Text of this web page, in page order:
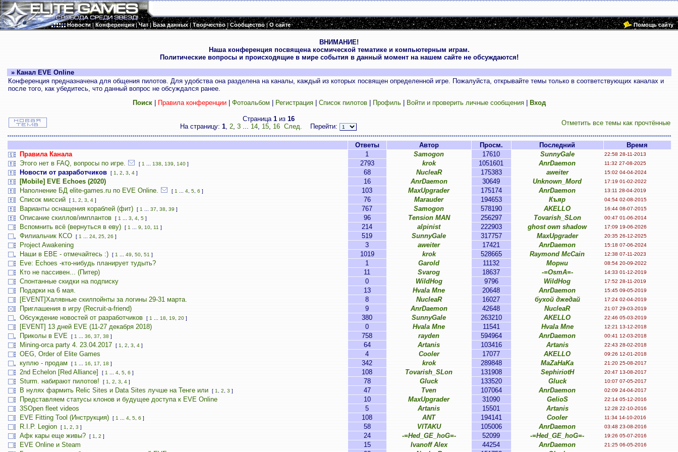
Новости|Конференция|Чат|База данных|Творчество|Сообщество|О сайте Помощь сайту
ВНИМАНИЕ!
Наша конференция посвящена космической тематике и компьютерным играм.
Политические вопросы и происходящие в мире события в данный момент на нашем сайте не обсуждаются!
» Канал EVE Online
Конференция предназначена для общения пилотов. Для удобства она разделена на каналы, каждый из которых посвящен определенной игре. Пожалуйста, открывайте темы только в соответствующих каналах и
после того, как убедитесь, что данный вопрос не обсуждался ранее.
Поиск| Правила конференции| Фотоальбом Регистрация| Список пилотов| Профиль| Войти и проверить личные сообщения| Вход
Страница 1из 16
На страницу: 1, 2, 3 ... 14, 15, 16 След. Перейти: Отметить все темы как прочтённые
Ответы Автор Просм. Последний
Время
Правила Канала
1 Samogon 17610 SunnyGale 22:58 28-11-2013
Этого нет в FAQ, вопросы по игре. [ 1 138 139 140] 2793 krok 1051601 AnrDaemon 11:32 27-08-2025
Новости от разработчиков [ 1 2 3 4] 68 NucleaR 175383 aweiter 15:02 04-04-2024
[Mobile] EVE Echoes (2020) 16 AnrDaemon 30649 Unknown_Mord 17:19 01-02-2022
Наполнение БД elite-games.ru по EVE Online. [ 1 4, 5, 6 ] 103 MaxUpgrader 175174 AnrDaemon 13:11 28-04-2019
Список миссий [ 1 2 3 4] 76 Marauder 194653 Къяр 04:54 02-08-2015
Варианты оснащения кораблей (фит) [ 1 37 38 39 ] 767 Samogon 578190 AKELLO 16:44 08-07-2015
Описание скиллов/имплантов [ 1 3 4, 5] 96 Tension MAN 256297 Tovarish_SLon 00:47 01-06-2014
Вспомнить всё (вернуться в еву) [ 1 9 10, 11 ] 214 alpinist 222903 ghost own shadow 17:09 19-06-2026
Филиальчик КСО [ 1 24, 25, 26 ] 519 SunnyGale 317757 MaxUpgrader 20:35 26-12-2025
Project Awakening 3 aweiter 17421 AnrDaemon 15:18 07-06-2024
Наши в ЕВЕ - отмечайтесь :) [ 1 49 50, 51 ] 1019 krok 528665 Raymond McCain 12:38 07-11-2023
Eve: Echoes -кто-нибудь планирует тудыть? 1 Garold 11132 Морни 08:54 20-09-2022
Кто не пассивен... (Питер) 11 Svarog 18637 -=OsmA=- 14:33 01-12-2019
Спонтанные скидки на подписку 0 WildHog 9796 WildHog 17:52 28-11-2019
Подарки на 6 мая. 13 Hvala Mne 20648 AnrDaemon 15:45 09-05-2019
[EVENT]Халявные скилпойнты за логины 29-31 марта. 8 NucleaR 16027 бухой джедай 17:24 02-04-2019
Приглашения в игру (Recruit-a-friend) 9 AnrDaemon 42648 NucleaR 21:07 29-03-2019
Обсуждение новостей от разработчиков [ 1 18 19 20] 380 SunnyGale 263210 AKELLO 22:46 05-03-2019
[EVENT] 13 дней EVE (11-27 декабря 2018) 0 Hvala Mne 11541 Hvala Mne 12:21 13-12-2018
Приколы в EVE [ 1 36 37 38 ] 758 rayden 594964 AnrDaemon 00:41 12-03-2018
Mining-orca party 4. 23.04.2017 [ 1 2 3 4] 64 Artanis 103416 Artanis 22:43 28-02-2018
OEG, Order of Elite Games 4 Cooler 17077 AKELLO 09:26 12-01-2018
куплю - продам [ 1 16 17 18 ] 342 krok 289848 MaZaHaKa 21:20 25-08-2017
2nd Echelon [Red Alliance] [ 1 4, 5, 6 ] 108 Tovarish_SLon 131908 SephiriotH 20:47 13-08-2017
Sturm. набирают пилотов! [ 1 2 3 4] 78 Gluck 133520 Gluck 10:07 07-05-2017
В нулях фармить Relic Sites и Data Sites лучше на Тенге или [ 1 2 3 ] 47 Tven 107064 AnrDaemon 02:09 24-04-2017
Представляем статусы клонов и будущее доступа к EVE Online 10 MaxUpgrader 31090 GelioS 22:14 05-12-2016
3SOpen fleet videos 5 Artanis 15501 Artanis 12:28 22-10-2016
EVE Fitting Tool (Инструкция) [ 1 4, 5, 6 ] 108 ANT 194141 Cooler 11:34 14-10-2016
R.I.P. Legion [ 1 2 3 ] 58 VITAKU 105006 AnrDaemon 03:48 23-08-2016
Афк кары еще живы? [ 1 2 ] 24 -=Hed_GE_hoG=- 52099 -=Hed_GE_hoG=- 19:26 05-07-2016
EVE Online и Steam 15 Ivanoff Alex 44254 AnrDaemon 21:25 06-05-2016